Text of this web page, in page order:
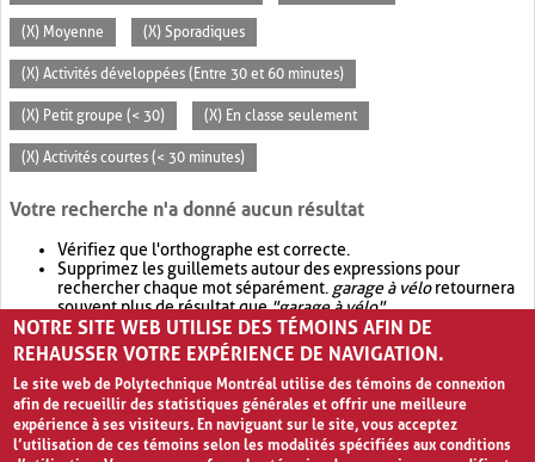
(X) Moyenne (X) Sporadiques
(X) Activités développées (Entre 30 et 60 minutes)
(X) Petit groupe (< 30) (X) En classe seulement
(X) Activités courtes (< 30 minutes)
Votre recherche n'a donné aucun résultat
Vérifiez que l'orthographe est correcte.
Supprimez les guillemets autour des expressions pour
rechercher chaque mot séparément. garage à véloretournera
souvent plus de résultat que"garage à vélo".
Envisagez d'élargir votre recherche avec OR.garage OR vélo
retournera souvent plus de résultat quegarage à vélo
NOTRE SITE WEB UTILISE DES TÉMOINS AFIN DE
REHAUSSER VOTRE EXPÉRIENCE DE NAVIGATION.
Le site web de Polytechnique Montréal utilise des témoins de connexion
afin de recueillir des statistiques générales et offrir une meilleure
expérience à ses visiteurs. En naviguant sur le site, vous acceptez
l’utilisation de ces témoins selon les modalités spécifiées aux conditions